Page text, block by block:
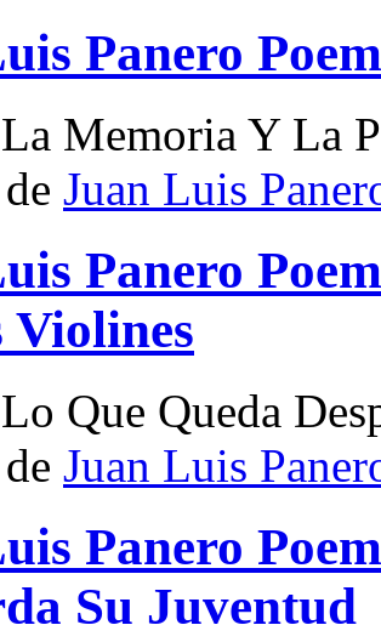
Panero
Memoria Y La
Juan Luis
Panero
Violines
Que Queda
Juan Luis
Panero
Su Juventud